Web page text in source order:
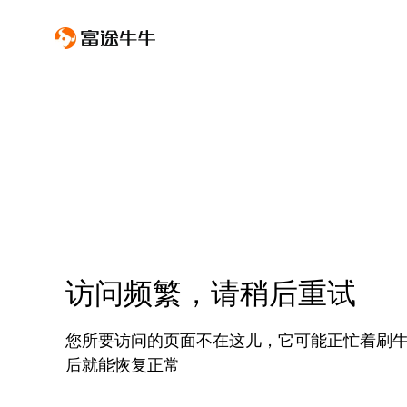
访问频繁，请稍后重试
您所要访问的页面不在这儿，它可能正忙着刷
后就能恢复正常